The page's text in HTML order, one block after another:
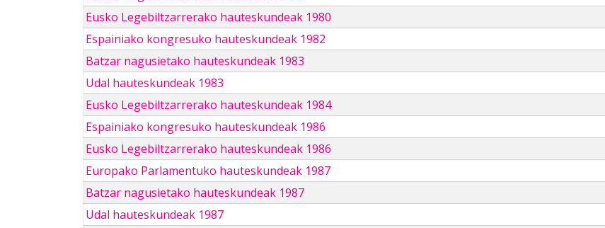
Eusko Legebiltzarrerako hauteskundeak 1980
Espainiako kongresuko hauteskundeak 1982
Batzar nagusietako hauteskundeak 1983
Udal hauteskundeak 1983
Eusko Legebiltzarrerako hauteskundeak 1984
Espainiako kongresuko hauteskundeak 1986
Eusko Legebiltzarrerako hauteskundeak 1986
Europako Parlamentuko hauteskundeak 1987
Batzar nagusietako hauteskundeak 1987
Udal hauteskundeak 1987